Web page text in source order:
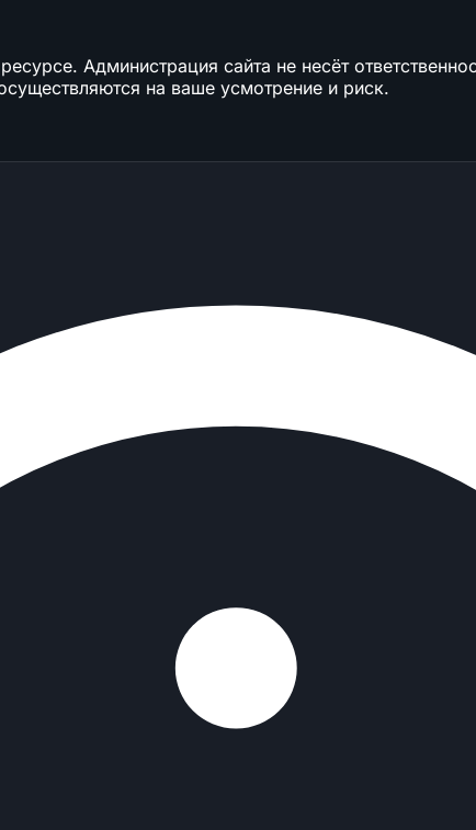
Администрация сайта не несёт
на ваше усмотрение и риск.